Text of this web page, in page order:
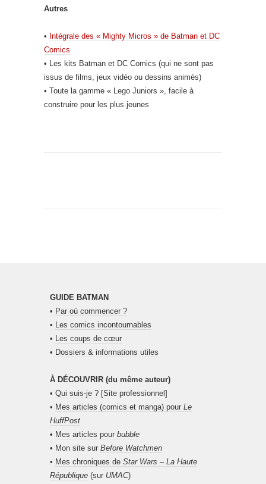
Autres
• Intégrale des « Mighty Micros » de Batman et DC
Comics
• Les kits Batman et DC Comics (qui ne sont pas
issus de films, jeux vidéo ou dessins animés)
• Toute la gamme « Lego Juniors », facile à
construire pour les plus jeunes
GUIDE BATMAN
• Par où commencer ?
• Les comics incontournables
• Les coups de cœur
• Dossiers & informations utiles
À DÉCOUVRIR (du même auteur)
• Qui suis-je ? [Site professionnel]
• Mes articles (comics et manga) pour Le
HuffPost
• Mes articles pour bubble
• Mon site sur Before Watchmen
• Mes chroniques de Star Wars – La Haute
République (sur UMAC)